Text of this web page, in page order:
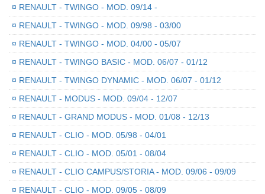
¤ RENAULT - TWINGO - MOD. 09/14 -
¤ RENAULT - TWINGO - MOD. 09/98 - 03/00
¤ RENAULT - TWINGO - MOD. 04/00 - 05/07
¤ RENAULT - TWINGO BASIC - MOD. 06/07 - 01/12
¤ RENAULT - TWINGO DYNAMIC - MOD. 06/07 - 01/12
¤ RENAULT - MODUS - MOD. 09/04 - 12/07
¤ RENAULT - GRAND MODUS - MOD. 01/08 - 12/13
¤ RENAULT - CLIO - MOD. 05/98 - 04/01
¤ RENAULT - CLIO - MOD. 05/01 - 08/04
¤ RENAULT - CLIO CAMPUS/STORIA - MOD. 09/06 - 09/09
¤ RENAULT - CLIO - MOD. 09/05 - 08/09